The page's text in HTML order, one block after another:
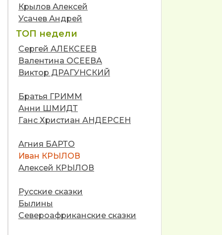
Крылов Алексей
Усачев Андрей
ТОП недели
Сергей АЛЕКСЕЕВ
Валентина ОСЕЕВА
Виктор ДРАГУНСКИЙ
Братья ГРИММ
Анни ШМИДТ
Ганс Христиан АНДЕРСЕН
Агния БАРТО
Иван КРЫЛОВ
Алексей КРЫЛОВ
Русские сказки
Былины
Североафриканские сказки